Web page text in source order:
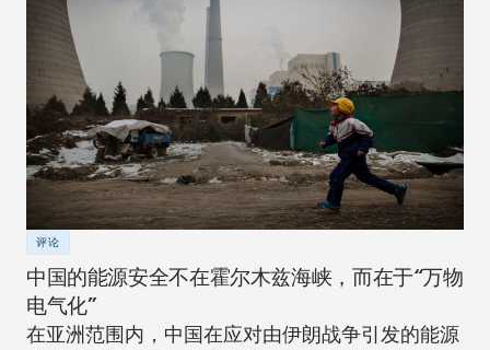
评论
中国的能源安全不在霍尔木兹海峡，而在于“万物
电气化”
在亚洲范围内，中国在应对由伊朗战争引发的能源